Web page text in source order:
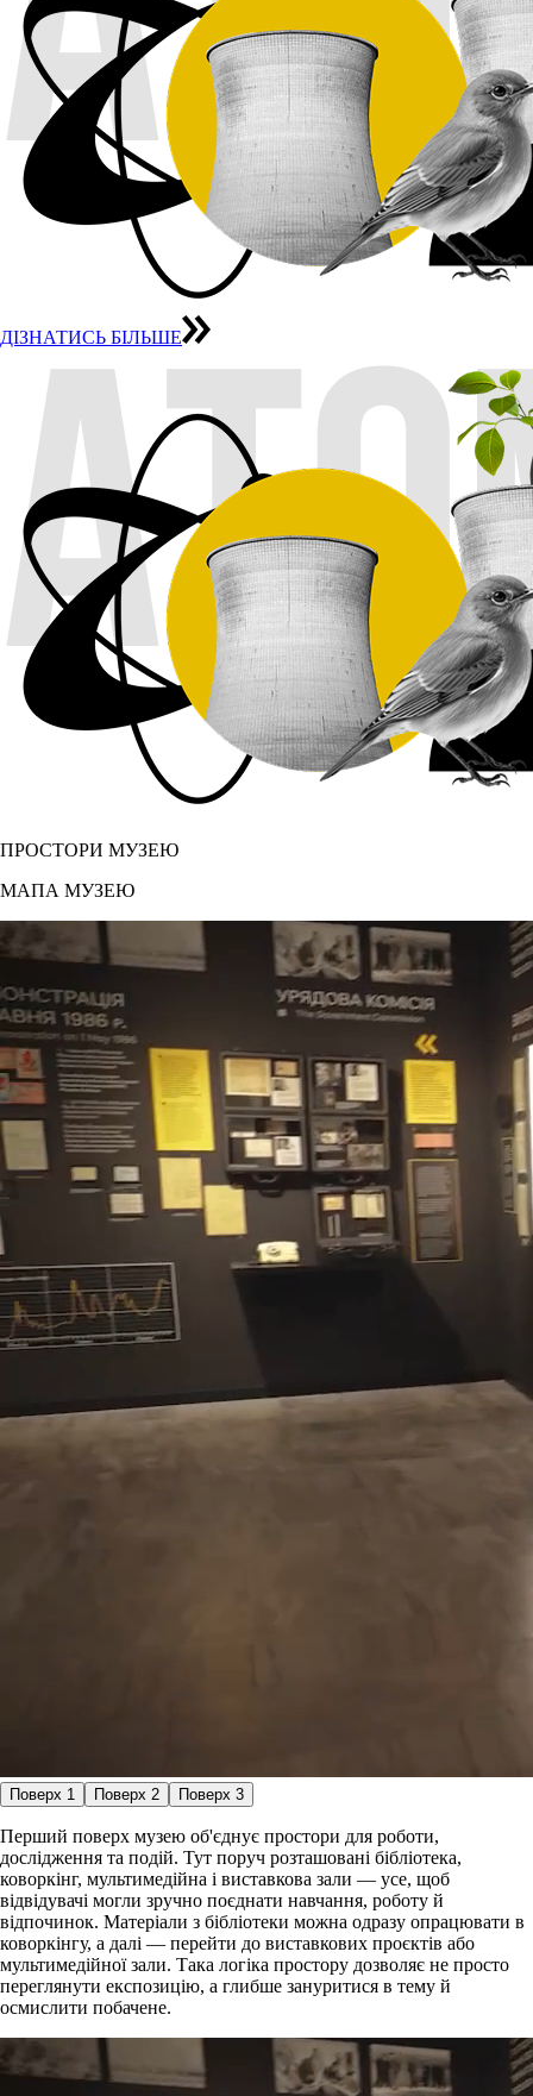
ДІЗНАТИСЬ БІЛЬШЕ
ПРОСТОРИ МУЗЕЮ
МАПА МУЗЕЮ
Поверх 1 Поверх 2 Поверх 3
Перший поверх музею об'єднує простори для роботи,
дослідження та подій. Тут поруч розташовані бібліотека,
коворкінг, мультимедійна і виставкова зали — усе, щоб
відвідувачі могли зручно поєднати навчання, роботу й
відпочинок. Матеріали з бібліотеки можна одразу опрацювати в
коворкінгу, а далі — перейти до виставкових проєктів або
мультимедійної зали. Така логіка простору дозволяє не просто
переглянути експозицію, а глибше зануритися в тему й
осмислити побачене.